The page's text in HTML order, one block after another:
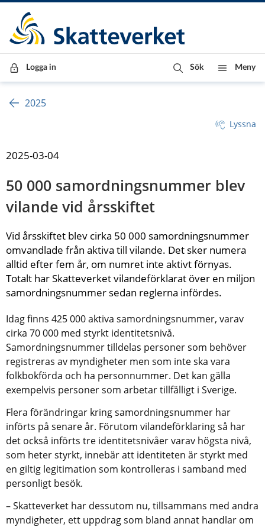
Till innehåll
Till navigationen
Till chattrobot
Logga in Sök Meny
2025
Lyssna
2025-03-04
50 000 samordningsnummer blev
vilande vid årsskiftet
Vid årsskiftet blev cirka 50 000 samordningsnummer
omvandlade från aktiva till vilande. Det sker numera
alltid efter fem år, om numret inte aktivt förnyas.
Totalt har Skatteverket vilandeförklarat över en miljon
samordningsnummer sedan reglerna infördes.
Idag finns 425 000 aktiva samordningsnummer, varav
cirka 70 000 med styrkt identitetsnivå.
Samordningsnummer tilldelas personer som behöver
registreras av myndigheter men som inte ska vara
folkbokförda och ha personnummer. Det kan gälla
exempelvis personer som arbetar tillfälligt i Sverige.
Flera förändringar kring samordningsnummer har
införts på senare år. Förutom vilandeförklaring så har
det också införts tre identitetsnivåer varav högsta nivå,
som heter styrkt, innebär att identiteten är styrkt med
en giltig legitimation som kontrolleras i samband med
personligt besök.
– Skatteverket har dessutom nu, tillsammans med andra
myndigheter, ett uppdrag som bland annat handlar om